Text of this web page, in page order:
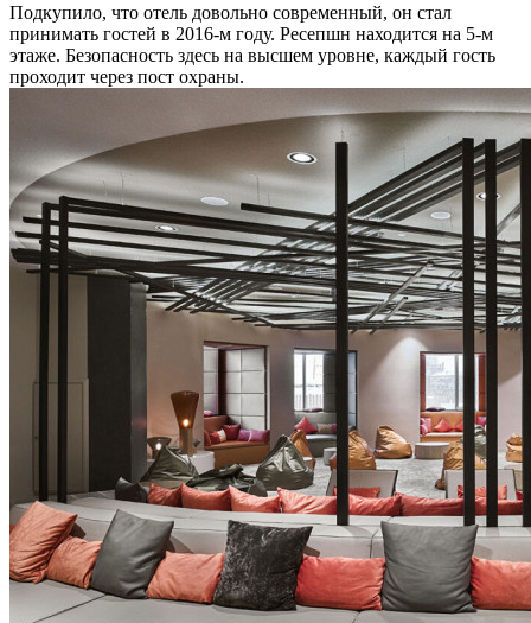
Подкупило, что отель довольно современный, он стал
принимать гостей в 2016-м году. Ресепшн находится на 5-м
этаже. Безопасность здесь на высшем уровне, каждый гость
проходит через пост охраны.